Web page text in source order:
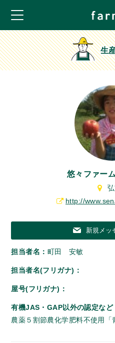
生
悠々ファー
http://
新規メッ
担当者名： 町田 安敏
担当者名(フリガナ)：
屋号(フリガナ)：
有機JAS・GAP以外の認定など
農薬５割節農化学肥料不使用